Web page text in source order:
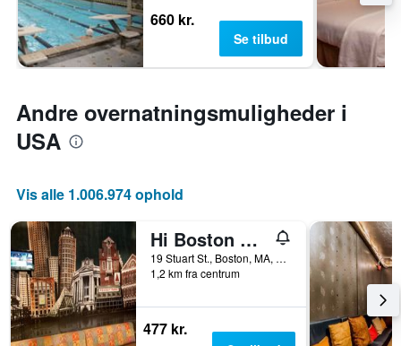
660 kr.
Se tilbud
Andre overnatningsmuligheder i
USA
Vis alle 1.006.974 ophold
Hi Boston Hostel
19 Stuart St., Boston, MA, USA
1,2 km fra centrum
477 kr.